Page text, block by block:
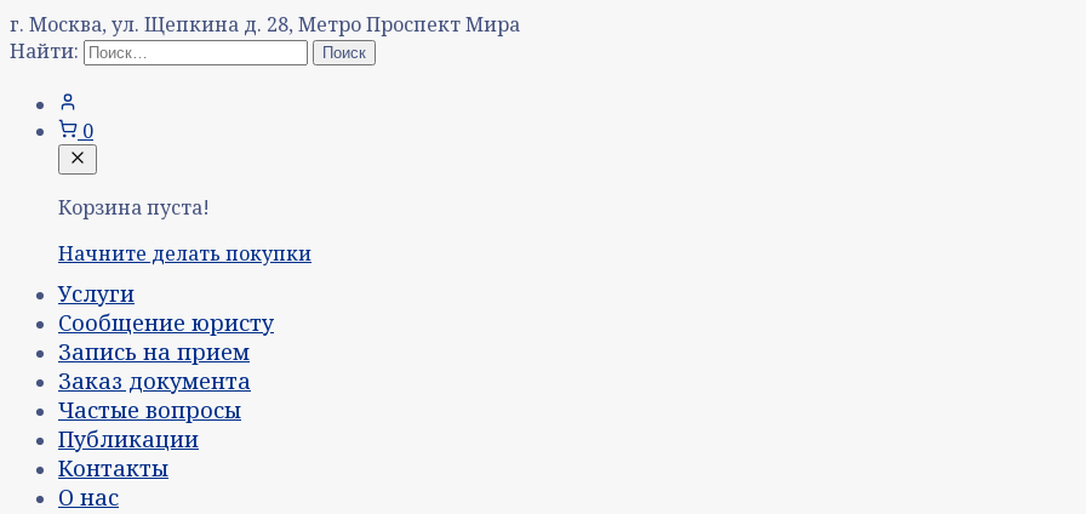
г. Москва, ул. Щепкина д. 28, Метро Проспект Мира
Найти:
0
Корзина пуста!
Начните делать покупки
Услуги
Сообщение юристу
Запись на прием
Заказ документа
Частые вопросы
Публикации
Контакты
О нас